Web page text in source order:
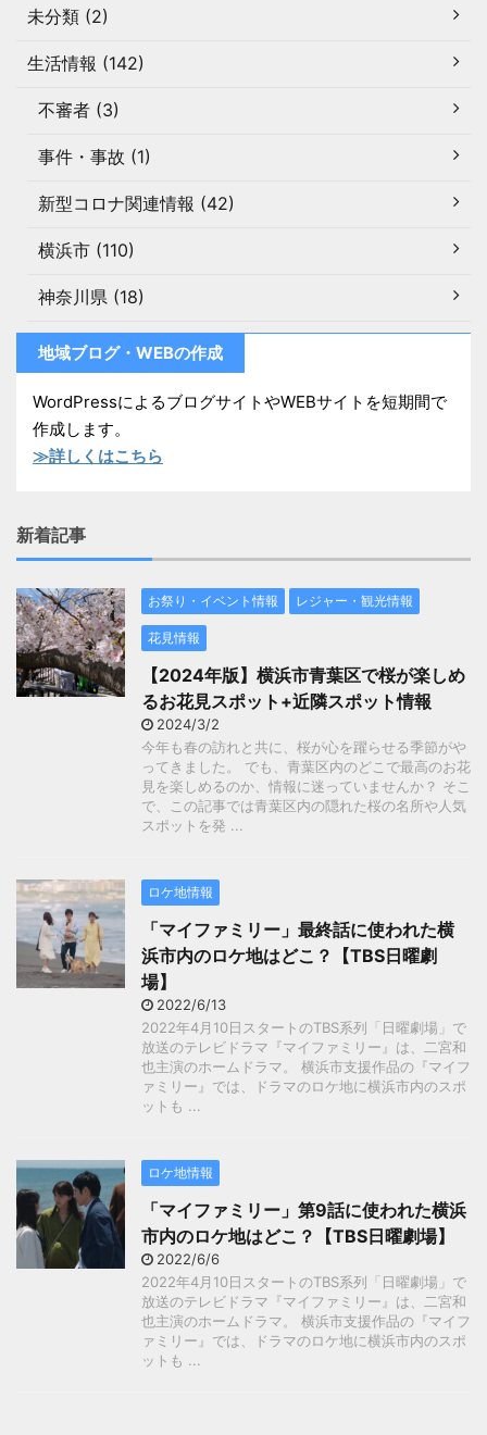
未分類 (2)
生活情報 (142)
不審者 (3)
事件・事故 (1)
新型コロナ関連情報 (42)
横浜市 (110)
神奈川県 (18)
地域ブログ・WEBの作成
WordPressによるブログサイトやWEBサイトを短期間で
作成します。
≫詳しくはこちら
新着記事
お祭り・イベント情報 レジャー・観光情報
花見情報
【2024年版】横浜市青葉区で桜が楽しめ
るお花見スポット+近隣スポット情報
2024/3/2
今年も春の訪れと共に、桜が心を躍らせる季節がや
ってきました。 でも、青葉区内のどこで最高のお花
見を楽しめるのか、情報に迷っていませんか？ そこ
で、この記事では青葉区内の隠れた桜の名所や人気
スポットを発 ...
ロケ地情報
「マイファミリー」最終話に使われた横
浜市内のロケ地はどこ？【TBS日曜劇
場】
2022/6/13
2022年4月10日スタートのTBS系列「日曜劇場」で
放送のテレビドラマ『マイファミリー』は、二宮和
也主演のホームドラマ。 横浜市支援作品の『マイフ
ァミリー』では、ドラマのロケ地に横浜市内のスポ
ットも ...
ロケ地情報
「マイファミリー」第9話に使われた横浜
市内のロケ地はどこ？【TBS日曜劇場】
2022/6/6
2022年4月10日スタートのTBS系列「日曜劇場」で
放送のテレビドラマ『マイファミリー』は、二宮和
也主演のホームドラマ。 横浜市支援作品の『マイフ
ァミリー』では、ドラマのロケ地に横浜市内のスポ
ットも ...